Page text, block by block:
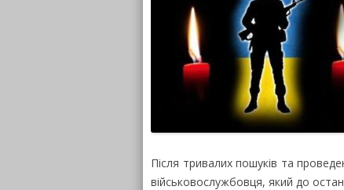
Після тривалих пошуків та
військовослужбовця, який до